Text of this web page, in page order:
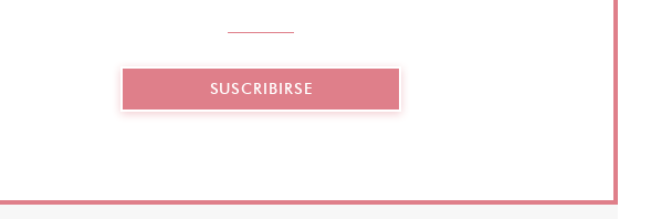
SUSCRIBIRSE